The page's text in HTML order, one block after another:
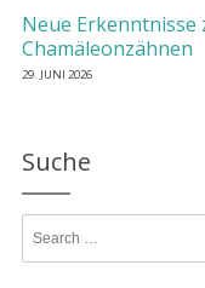
Neue Erkenntnisse
Chamäleonzähnen
29. JUNI 2026
Suche